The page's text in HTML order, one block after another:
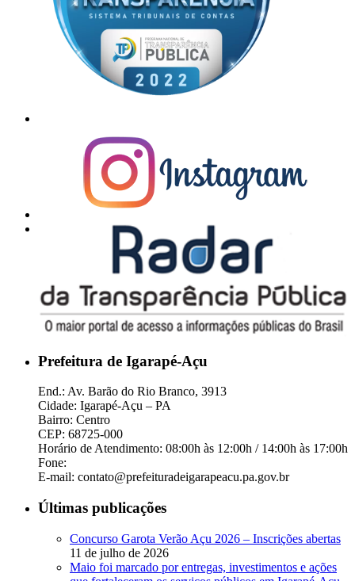
Prefeitura de Igarapé-Açu
End.: Av. Barão do Rio Branco, 3913
Cidade: Igarapé-Açu – PA
Bairro: Centro
CEP: 68725-000
Horário de Atendimento: 08:00h às 12:00h / 14:00h às 17:00h
Fone:
E-mail: contato@prefeituradeigarapeacu.pa.gov.br
Últimas publicações
Concurso Garota Verão Açu 2026 – Inscrições abertas
11 de julho de 2026
Maio foi marcado por entregas, investimentos e ações